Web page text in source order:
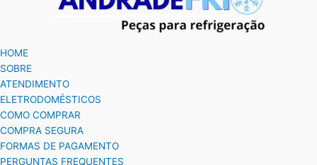
HOME
SOBRE
ATENDIMENTO
ELETRODOMÉSTICOS
COMO COMPRAR
COMPRA SEGURA
FORMAS DE PAGAMENTO
PERGUNTAS FREQUENTES